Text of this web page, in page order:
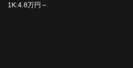
1K:4.8万円～